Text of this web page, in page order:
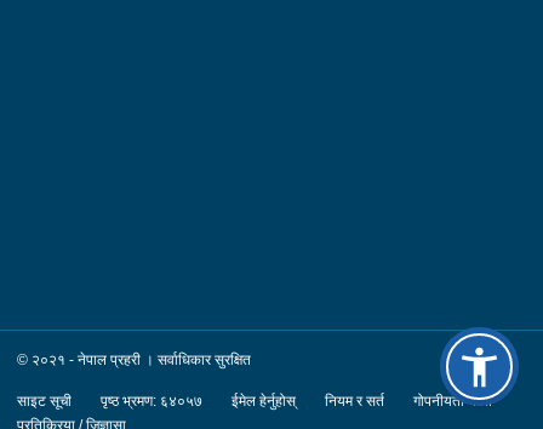
© २०२१ - नेपाल प्रहरी । सर्वाधिकार सुरक्षित
साइट सूची पृष्ठ भ्रमण: ६४०५७ ईमेल हेर्नुहोस् नियम र सर्त
गोपनीयता नीति
प्रतिक्रिया / जिज्ञासा